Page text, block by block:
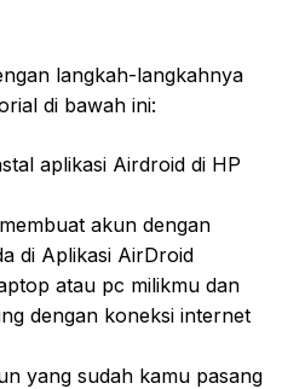
langkah-langkahnya
di bawah ini:
aplikasi Airdroid di HP
akun dengan
di Aplikasi AirDroid
atau pc milikmu dan
dengan koneksi internet
yang sudah kamu pasang